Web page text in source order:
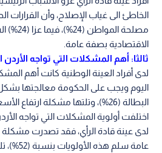
الخاطئ الى غياب الإصلاح، وأن القرارات
مصلحة
الاقتصادية بصفة عامة.
ثالثا: أهم المشكلات التي تواجه الأردن
لدى أفراد العينة الوطنية كانت أهم
اليوم ويجب على الحكومة معالجتها
البطالة (26%)، وتلتها مشكلة ارتفاع الأسعار وغلاء المعيشة (20%).
اختلفت أولوية المشكلات التي تواجه
لدى عينة قادة الرأي، فقد تصدرت